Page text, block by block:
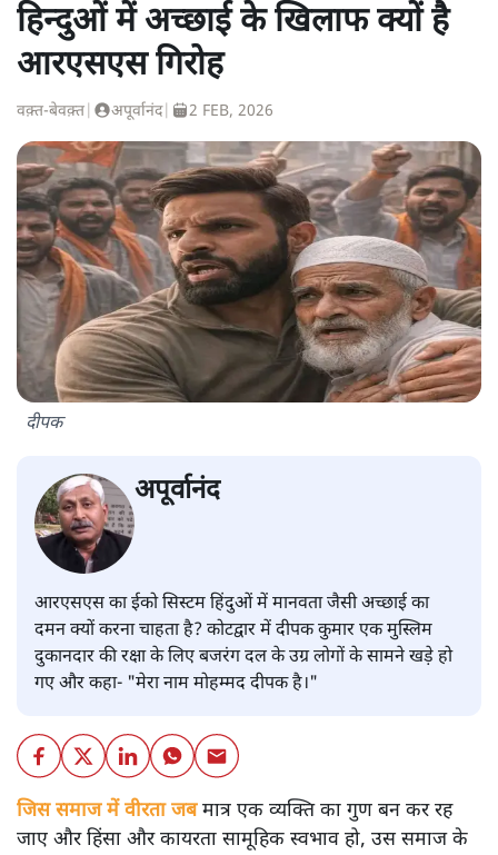
हिन्दुओं में अच्छाई के खिलाफ क्यों है
आरएसएस गिरोह
वक़्त-बेवक़्त अपूर्वानंद| 2 FEB, 2026
दीपक
अपूर्वानंद
आरएसएस का ईको सिस्टम हिंदुओं में मानवता जैसी अच्छाई का
दमन क्यों करना चाहता है? कोटद्वार में दीपक कुमार एक मुस्लिम
दुकानदार की रक्षा के लिए बजरंग दल के उग्र लोगों के सामने खड़े हो
गए और कहा- "मेरा नाम मोहम्मद दीपक है।"
जिस समाज में वीरता जबमात्र एक व्यक्ति का गुण बन कर रह
जाए और हिंसा और कायरता सामूहिक स्वभाव हो, उस समाज के